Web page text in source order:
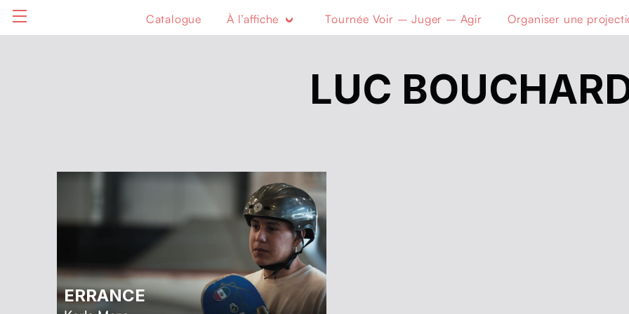
Catalogue À l’affiche Tournée Voir – Juger – Agir Organiser une
LUC
ERRANCE